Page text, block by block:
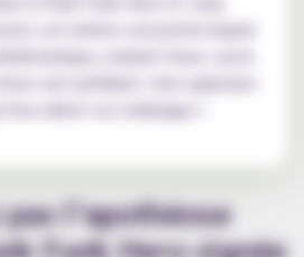
cet arôme concentré inspiré
mariant rhum, sucre
vert pétillant. Une explosion
fera vibrer vos mélanges !
l’apothéose
Funk Hero signée